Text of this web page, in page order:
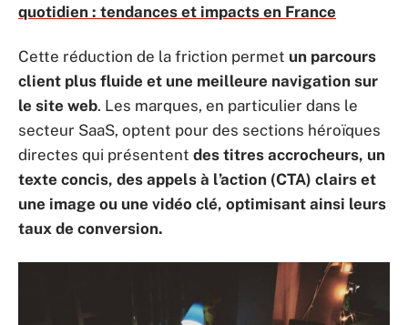
quotidien : tendances et impacts en France
Cette réduction de la friction permet un parcours
client plus fluide et une meilleure navigation sur
le site web. Les marques, en particulier dans le
secteur SaaS, optent pour des sections héroïques
directes qui présentent des titres accrocheurs, un
texte concis, des appels à l’action (CTA) clairs et
une image ou une vidéo clé, optimisant ainsi leurs
taux de conversion.